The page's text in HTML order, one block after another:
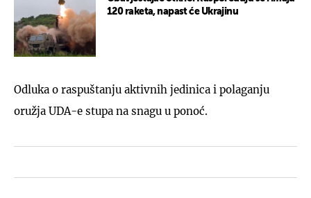
120 raketa, napast će Ukrajinu
Odluka o raspuštanju aktivnih jedinica i polaganju
oružja UDA-e stupa na snagu u ponoć.